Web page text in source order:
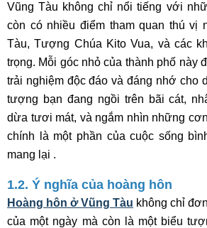
Vũng Tàu không chỉ nổi tiếng với
còn có nhiều điểm tham quan thú vị
Tàu, Tượng Chúa Kito Vua, và các
trọng. Mỗi góc nhỏ của thành phố này
trải nghiệm độc đáo và đáng nhớ cho
tượng bạn đang ngồi trên bãi cát,
dừa tươi mát, và ngắm nhìn những
chính là một phần của cuộc sống
mang lại .
1.2. Ý nghĩa của hoàng hôn
Hoàng hôn ở Vũng Tàu không chỉ
của một ngày mà còn là một biểu